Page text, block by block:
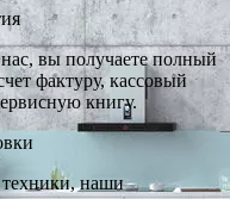
вы получаете полный
фактуру, кассовый
книгу.
техники, наши